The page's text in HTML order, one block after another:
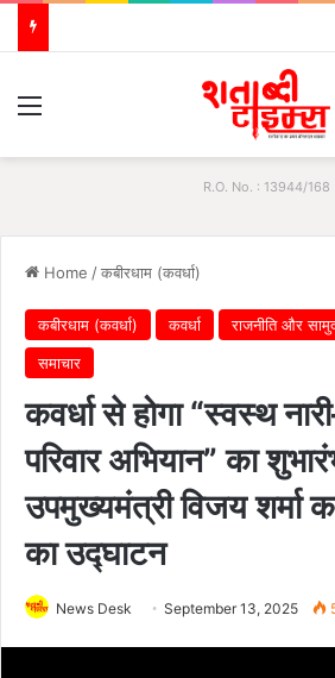
R.O. No. : 13944/168
Home /कबीरधाम (कवर्धा)
कबीरधाम (कवर्धा) कवर्धा
राजनीति और
समाचार
कवर्धा से होगा “स्वस्थ
परिवार अभियान” का
उपमुख्यमंत्री विजय शर्मा
का उद्घाटन
News Desk September 13, 2025